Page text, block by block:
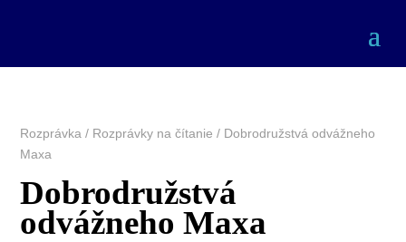
Rozprávka / Rozprávky na čítanie / Dobrodružstvá odvážneho
Maxa
Dobrodružstvá
odvážneho Maxa